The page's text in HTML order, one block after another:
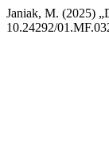
Janiak, M. (2025)
10.24292/